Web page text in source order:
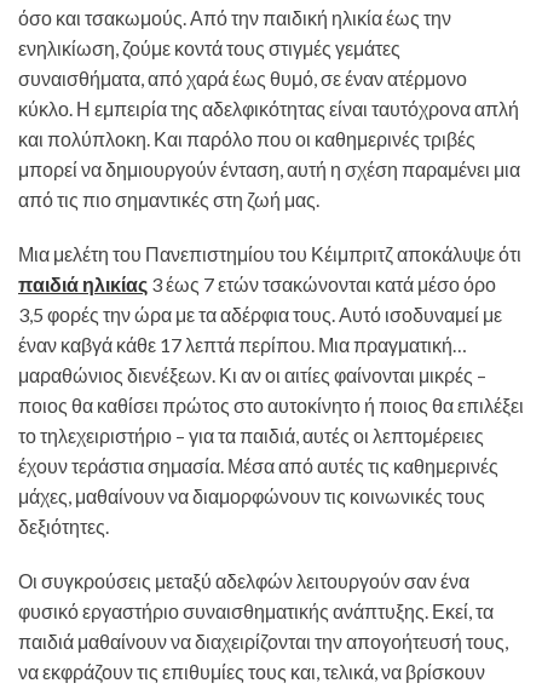
όσο και τσακωμούς. Από την παιδική ηλικία έως την
ενηλικίωση, ζούμε κοντά τους στιγμές γεμάτες
συναισθήματα, από χαρά έως θυμό, σε έναν ατέρμονο
κύκλο. Η εμπειρία της αδελφικότητας είναι ταυτόχρονα απλή
και πολύπλοκη. Και παρόλο που οι καθημερινές τριβές
μπορεί να δημιουργούν ένταση, αυτή η σχέση παραμένει μια
από τις πιο σημαντικές στη ζωή μας.
Μια μελέτη του Πανεπιστημίου του Κέιμπριτζ αποκάλυψε ότι
παιδιά ηλικίας 3 έως 7 ετών τσακώνονται κατά μέσο όρο
3,5 φορές την ώρα με τα αδέρφια τους. Αυτό ισοδυναμεί με
έναν καβγά κάθε 17 λεπτά περίπου. Μια πραγματική…
μαραθώνιος διενέξεων. Κι αν οι αιτίες φαίνονται μικρές –
ποιος θα καθίσει πρώτος στο αυτοκίνητο ή ποιος θα επιλέξει
το τηλεχειριστήριο – για τα παιδιά, αυτές οι λεπτομέρειες
έχουν τεράστια σημασία. Μέσα από αυτές τις καθημερινές
μάχες, μαθαίνουν να διαμορφώνουν τις κοινωνικές τους
δεξιότητες.
Οι συγκρούσεις μεταξύ αδελφών λειτουργούν σαν ένα
φυσικό εργαστήριο συναισθηματικής ανάπτυξης. Εκεί, τα
παιδιά μαθαίνουν να διαχειρίζονται την απογοήτευσή τους,
να εκφράζουν τις επιθυμίες τους και, τελικά, να βρίσκουν